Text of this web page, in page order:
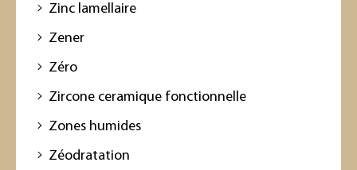
Zinc lamellaire
Zener
Zéro
Zircone ceramique fonctionnelle
Zones humides
Zéodratation